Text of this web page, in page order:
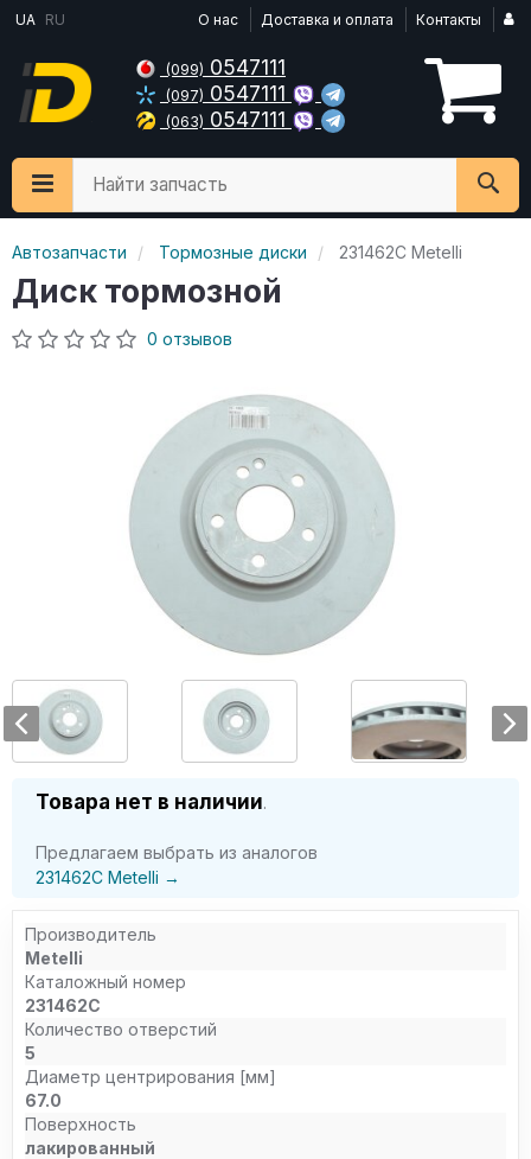
UA RU О нас Доставка и оплата Контакты
(099) 0547111
(097) 0547111
(063) 0547111
Найти запчасть
Автозапчасти Тормозные диски 231462C Metelli
Диск тормозной
0 отзывов
Товара нет в наличии.
Предлагаем выбрать из аналогов
231462C Metelli →
Производитель
Metelli
Каталожный номер
231462C
Количество отверстий
5
Диаметр центрирования [мм]
67.0
Поверхность
лакированный